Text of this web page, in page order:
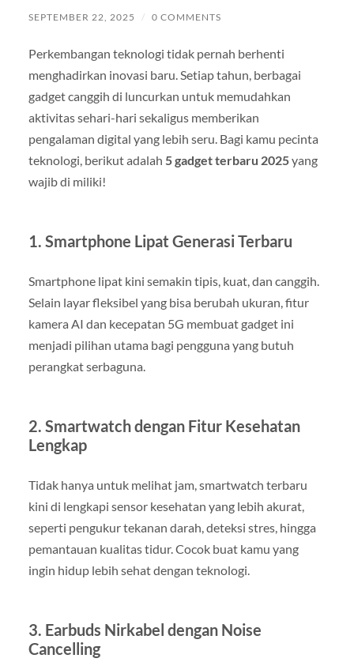
SEPTEMBER 22, 2025 / 0 COMMENTS
Perkembangan teknologi tidak pernah berhenti
menghadirkan inovasi baru. Setiap tahun, berbagai
gadget canggih di luncurkan untuk memudahkan
aktivitas sehari-hari sekaligus memberikan
pengalaman digital yang lebih seru. Bagi kamu pecinta
teknologi, berikut adalah 5 gadget terbaru 2025yang
wajib di miliki!
1. Smartphone Lipat Generasi Terbaru
Smartphone lipat kini semakin tipis, kuat, dan canggih.
Selain layar fleksibel yang bisa berubah ukuran, fitur
kamera AI dan kecepatan 5G membuat gadget ini
menjadi pilihan utama bagi pengguna yang butuh
perangkat serbaguna.
2. Smartwatch dengan Fitur Kesehatan
Lengkap
Tidak hanya untuk melihat jam, smartwatch terbaru
kini di lengkapi sensor kesehatan yang lebih akurat,
seperti pengukur tekanan darah, deteksi stres, hingga
pemantauan kualitas tidur. Cocok buat kamu yang
ingin hidup lebih sehat dengan teknologi.
3. Earbuds Nirkabel dengan Noise
Cancelling